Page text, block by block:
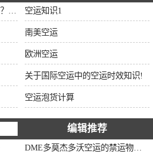
空运知识1
南美空运
欧洲空运
关于国际空运中的空运时效知识!
空运泡货计算
编辑推荐